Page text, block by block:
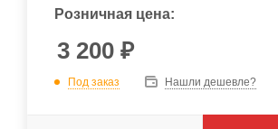
Розничная цена:
3 200 ₽
Под заказ Нашли дешевле?